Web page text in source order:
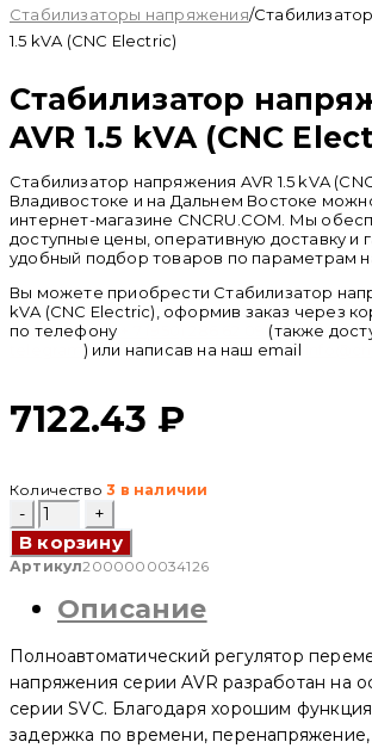
Стабилизаторы напряжения/
1.5 kVA (CNC Electric)
Стабилизатор
AVR 1.5 kVA (CNC
Стабилизатор напряжения AVR 1.5 kVA
Владивостоке и на Дальнем Востоке
интернет-магазине CNCRU.COM. Мы
доступные цены, оперативную доставку и
удобный подбор товаров по параметрам
Вы можете приобрести Стабилизатор
kVA (CNC Electric), оформив заказ через
по телефону
(также
) или написав на наш email
7122.43 ₽
Количество 3 в наличии
Количество
товара
Стабилизатор
напряжения
1.5
kVA
Electric)
В корзину
Артикул2000000034126
Описание
Полноавтоматический регулятор
напряжения серии AVR разработан на
серии SVC. Благодаря хорошим
задержка по времени,